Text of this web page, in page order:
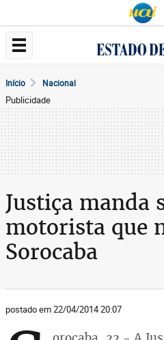
Início Nacional
Publicidade
Justiça manda
motorista que
Sorocaba
postado em 22/04/2014 20:07